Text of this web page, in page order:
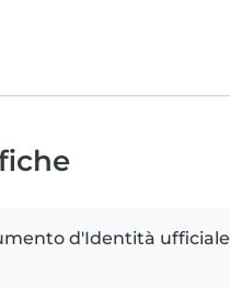
d'Identità ufficiale